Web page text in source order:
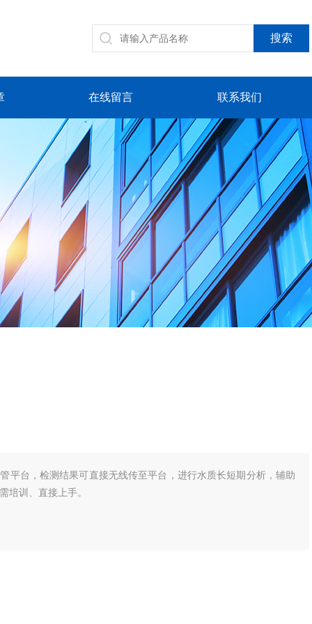
在线留言 联系我们
平台，检测结果可直接无线传至平台，进行水质长短期分析，辅助
培训、直接上手。